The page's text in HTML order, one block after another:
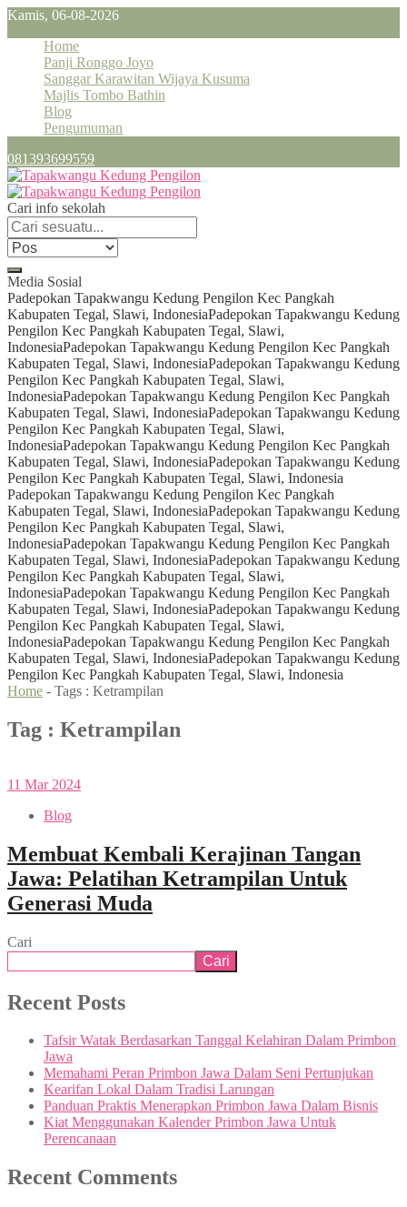
Kamis, 06-08-2026
Home
Panji Ronggo Joyo
Sanggar Karawitan Wijaya Kusuma
Majlis Tombo Bathin
Blog
Pengumuman
081393699559
Cari info sekolah
Media Sosial
Padepokan Tapakwangu Kedung Pengilon Kec Pangkah
Kabupaten Tegal, Slawi, IndonesiaPadepokan Tapakwangu Kedung
Pengilon Kec Pangkah Kabupaten Tegal, Slawi,
IndonesiaPadepokan Tapakwangu Kedung Pengilon Kec Pangkah
Kabupaten Tegal, Slawi, IndonesiaPadepokan Tapakwangu Kedung
Pengilon Kec Pangkah Kabupaten Tegal, Slawi,
IndonesiaPadepokan Tapakwangu Kedung Pengilon Kec Pangkah
Kabupaten Tegal, Slawi, IndonesiaPadepokan Tapakwangu Kedung
Pengilon Kec Pangkah Kabupaten Tegal, Slawi,
IndonesiaPadepokan Tapakwangu Kedung Pengilon Kec Pangkah
Kabupaten Tegal, Slawi, IndonesiaPadepokan Tapakwangu Kedung
Pengilon Kec Pangkah Kabupaten Tegal, Slawi, Indonesia
Padepokan Tapakwangu Kedung Pengilon Kec Pangkah
Kabupaten Tegal, Slawi, IndonesiaPadepokan Tapakwangu Kedung
Pengilon Kec Pangkah Kabupaten Tegal, Slawi,
IndonesiaPadepokan Tapakwangu Kedung Pengilon Kec Pangkah
Kabupaten Tegal, Slawi, IndonesiaPadepokan Tapakwangu Kedung
Pengilon Kec Pangkah Kabupaten Tegal, Slawi,
IndonesiaPadepokan Tapakwangu Kedung Pengilon Kec Pangkah
Kabupaten Tegal, Slawi, IndonesiaPadepokan Tapakwangu Kedung
Pengilon Kec Pangkah Kabupaten Tegal, Slawi,
IndonesiaPadepokan Tapakwangu Kedung Pengilon Kec Pangkah
Kabupaten Tegal, Slawi, IndonesiaPadepokan Tapakwangu Kedung
Pengilon Kec Pangkah Kabupaten Tegal, Slawi, Indonesia
Home - Tags : Ketrampilan
Tag : Ketrampilan
11 Mar 2024
Blog
Membuat Kembali Kerajinan Tangan
Jawa: Pelatihan Ketrampilan Untuk
Generasi Muda
Cari
Cari
Recent Posts
Tafsir Watak Berdasarkan Tanggal Kelahiran Dalam Primbon
Jawa
Memahami Peran Primbon Jawa Dalam Seni Pertunjukan
Kearifan Lokal Dalam Tradisi Larungan
Panduan Praktis Menerapkan Primbon Jawa Dalam Bisnis
Kiat Menggunakan Kalender Primbon Jawa Untuk
Perencanaan
Recent Comments